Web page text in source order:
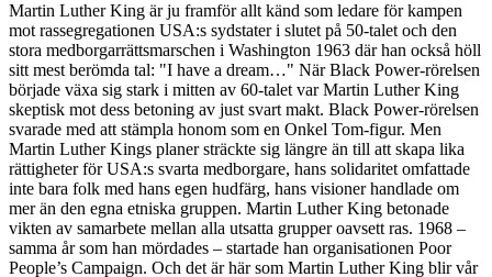
Martin Luther King är ju framför allt känd som ledare för kampen
mot rassegregationen USA:s sydstater i slutet på 50-talet och den
stora medborgarrättsmarschen i Washington 1963 där han också höll
sitt mest berömda tal: "I have a dream…" När Black Power-rörelsen
började växa sig stark i mitten av 60-talet var Martin Luther King
skeptisk mot dess betoning av just svart makt. Black Power-rörelsen
svarade med att stämpla honom som en Onkel Tom-figur. Men
Martin Luther Kings planer sträckte sig längre än till att skapa lika
rättigheter för USA:s svarta medborgare, hans solidaritet omfattade
inte bara folk med hans egen hudfärg, hans visioner handlade om
mer än den egna etniska gruppen. Martin Luther King betonade
vikten av samarbete mellan alla utsatta grupper oavsett ras. 1968 –
samma år som han mördades – startade han organisationen Poor
People’s Campaign. Och det är här som Martin Luther King blir vår